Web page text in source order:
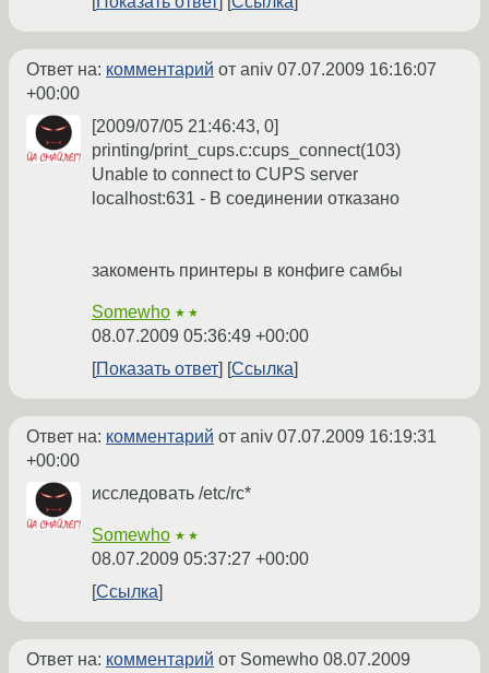
Ответ на: комментарий от aniv 07.07.2009 16:16:07
+00:00
[2009/07/05 21:46:43, 0]
printing/print_cups.c:cups_connect(103)
Unable to connect to CUPS server
localhost:631 - В соединении отказано
закоменть принтеры в конфиге самбы
Somewho ★★
08.07.2009 05:36:49 +00:00
Показать ответ
Ссылка
Ответ на: комментарий от aniv 07.07.2009 16:19:31
+00:00
исследовать /etc/rc*
Somewho ★★
08.07.2009 05:37:27 +00:00
Ссылка
Ответ на: комментарий от Somewho 08.07.2009